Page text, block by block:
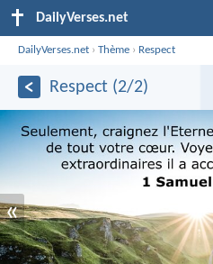
DailyVerses.net
DailyVerses.net ›Thème › Respect
Respect (2/2)
«